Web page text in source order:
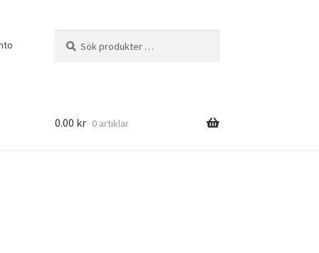
efter:
0.00 kr 0 artiklar